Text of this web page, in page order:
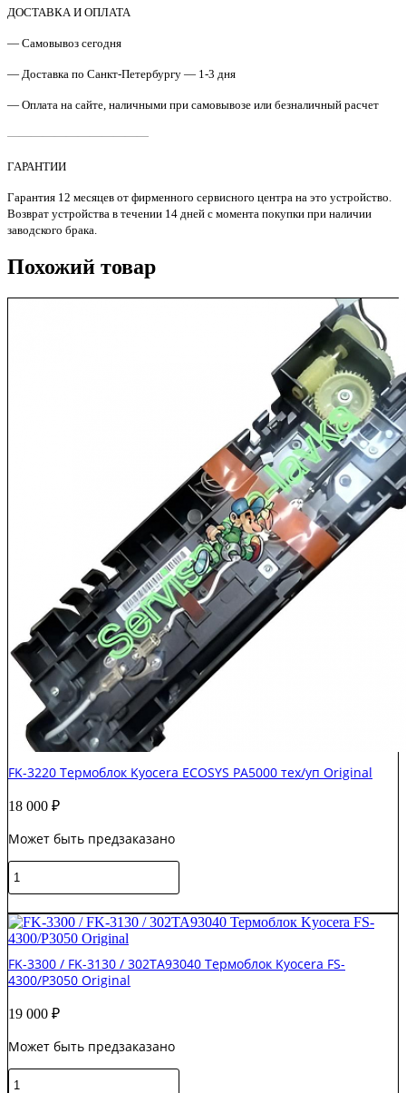
302PH93014
Kyocera
тех/
Original
ДОСТАВКА И ОПЛАТА
— Самовывоз сегодня
— Доставка по Санкт-Петербургу — 1-3 дня
— Оплата на сайте, наличными при самовывозе или безналичный расчет
————————————
ГАРАНТИИ
Гарантия 12 месяцев от фирменного сервисного центра на это устройство.
Возврат устройства в течении 14 дней с момента покупки при наличии
заводского брака.
Похожий товар
FK-3220 Термоблок Kyocera ECOSYS PA5000 тех/уп Original
18 000 ₽
Может быть предзаказано
Количество
товара
3220
Термоблок
Kyocera
ECOSYS
PA5000
уп
FK-3300 / FK-3130 / 302TA93040 Термоблок Kyocera FS-
4300/P3050 Original
19 000 ₽
Может быть предзаказано
Количество